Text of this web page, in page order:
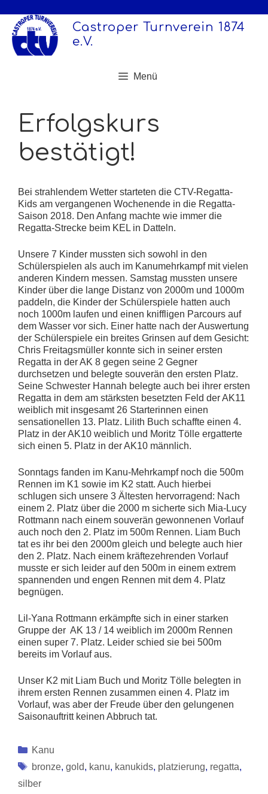
Inhalt
springen
Castroper Turnverein 1874
e.V.
Menü
Erfolgskurs
bestätigt!
Bei strahlendem Wetter starteten die CTV-Regatta-
Kids am vergangenen Wochenende in die Regatta-
Saison 2018. Den Anfang machte wie immer die
Regatta-Strecke beim KEL in Datteln.
Unsere 7 Kinder mussten sich sowohl in den
Schülerspielen als auch im Kanumehrkampf mit vielen
anderen Kindern messen. Samstag mussten unsere
Kinder über die lange Distanz von 2000m und 1000m
paddeln, die Kinder der Schülerspiele hatten auch
noch 1000m laufen und einen kniffligen Parcours auf
dem Wasser vor sich. Einer hatte nach der Auswertung
der Schülerspiele ein breites Grinsen auf dem Gesicht:
Chris Freitagsmüller konnte sich in seiner ersten
Regatta in der AK 8 gegen seine 2 Gegner
durchsetzen und belegte souverän den ersten Platz.
Seine Schwester Hannah belegte auch bei ihrer ersten
Regatta in dem am stärksten besetzten Feld der AK11
weiblich mit insgesamt 26 Starterinnen einen
sensationellen 13. Platz. Lilith Buch schaffte einen 4.
Platz in der AK10 weiblich und Moritz Tölle ergatterte
sich einen 5. Platz in der AK10 männlich.
Sonntags fanden im Kanu-Mehrkampf noch die 500m
Rennen im K1 sowie im K2 statt. Auch hierbei
schlugen sich unsere 3 Ältesten hervorragend: Nach
einem 2. Platz über die 2000 m sicherte sich Mia-Lucy
Rottmann nach einem souverän gewonnenen Vorlauf
auch noch den 2. Platz im 500m Rennen. Liam Buch
tat es ihr bei den 2000m gleich und belegte auch hier
den 2. Platz. Nach einem kräftezehrenden Vorlauf
musste er sich leider auf den 500m in einem extrem
spannenden und engen Rennen mit dem 4. Platz
begnügen.
Lil-Yana Rottmann erkämpfte sich in einer starken
Gruppe der AK 13 / 14 weiblich im 2000m Rennen
einen super 7. Platz. Leider schied sie bei 500m
bereits im Vorlauf aus.
Unser K2 mit Liam Buch und Moritz Tölle belegten in
ihrem ersten Rennen zusammen einen 4. Platz im
Vorlauf, was aber der Freude über den gelungenen
Saisonauftritt keinen Abbruch tat.
Kategorien
Kanu
Schlagwörter
bronze, gold, kanu, kanukids, platzierung, regatta,
silber